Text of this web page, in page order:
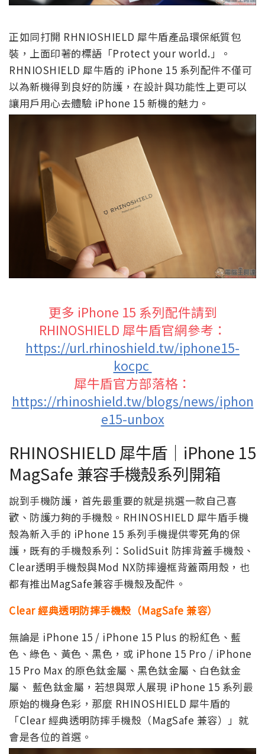
正如同打開 RHNIOSHIELD 犀牛盾產品環保紙質包
裝，上面印著的標語「Protect your world.」。
RHNIOSHIELD 犀牛盾的 iPhone 15 系列配件不僅可
以為新機得到良好的防護，在設計與功能性上更可以
讓用戶用心去體驗 iPhone 15 新機的魅力。
更多 iPhone 15 系列配件請到
RHINOSHIELD 犀牛盾官網參考：
https://url.rhinoshield.tw/iphone15-
kocpc
犀牛盾官方部落格：
https://rhinoshield.tw/blogs/news/iphon
e15-unbox
RHINOSHIELD 犀牛盾｜iPhone 15
MagSafe 兼容手機殼系列開箱
說到手機防護，首先最重要的就是挑選一款自己喜
歡、防護力夠的手機殼。RHINOSHIELD 犀牛盾手機
殼為新入手的 iPhone 15 系列手機提供零死角的保
護，既有的手機殼系列：SolidSuit 防摔背蓋手機殼、
Clear透明手機殼與Mod NX防摔邊框背蓋兩用殼，也
都有推出MagSafe兼容手機殼及配件。
Clear 經典透明防摔手機殼（MagSafe 兼容）
無論是 iPhone 15 / iPhone 15 Plus 的粉紅色、藍
色、綠色、黃色、黑色，或 iPhone 15 Pro / iPhone
15 Pro Max 的原色鈦金屬、黑色鈦金屬、白色鈦金
屬、 藍色鈦金屬，若想與眾人展現 iPhone 15 系列最
原始的機身色彩，那麼 RHINOSHIELD 犀牛盾的
「Clear 經典透明防摔手機殼（MagSafe 兼容）」就
會是各位的首選。